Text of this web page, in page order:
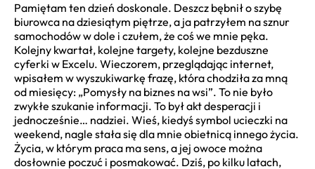
Pamiętam ten dzień doskonale. Deszcz bębnił o szybę
biurowca na dziesiątym piętrze, a ja patrzyłem na sznur
samochodów w dole i czułem, że coś we mnie pęka.
Kolejny kwartał, kolejne targety, kolejne bezduszne
cyferki w Excelu. Wieczorem, przeglądając internet,
wpisałem w wyszukiwarkę frazę, która chodziła za mną
od miesięcy: „Pomysły na biznes na wsi”. To nie było
zwykłe szukanie informacji. To był akt desperacji i
jednocześnie… nadziei. Wieś, kiedyś symbol ucieczki na
weekend, nagle stała się dla mnie obietnicą innego życia.
Życia, w którym praca ma sens, a jej owoce można
dosłownie poczuć i posmakować. Dziś, po kilku latach,